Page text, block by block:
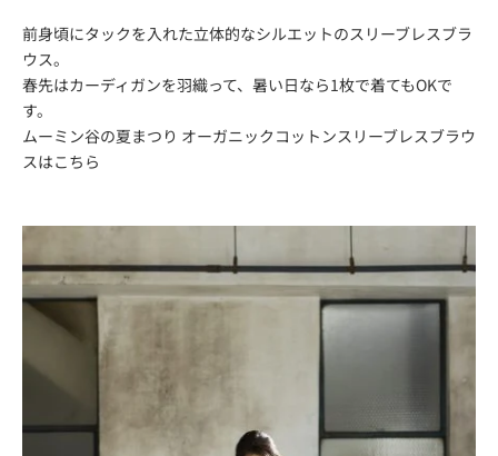
前身頃にタックを入れた立体的なシルエットのスリーブレスブラ
ウス。
春先はカーディガンを羽織って、暑い日なら1枚で着てもOKで
す。
ムーミン谷の夏まつり オーガニックコットンスリーブレスブラウ
スはこちら